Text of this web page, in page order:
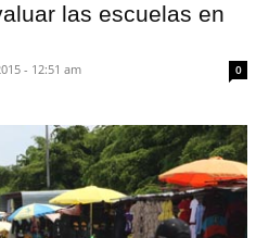
las escuelas en
- 12:51 am 0